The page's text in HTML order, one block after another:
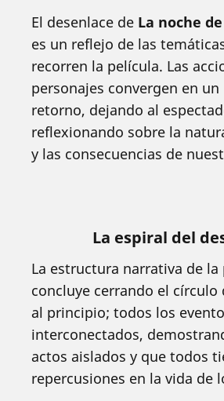
El desenlace de La noche
es un reflejo de las
recorren la película. Las
personajes convergen en
retorno, dejando al
reflexionando sobre la
y las consecuencias de
La espiral del
La estructura narrativa de la
concluye cerrando el círculo
al principio; todos los
interconectados,
actos aislados y que todos
repercusiones en la vida de